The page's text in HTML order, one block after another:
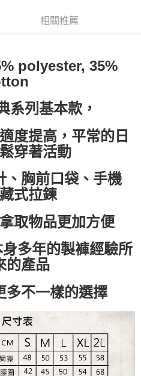
免運費
相關推薦
polyester, 35%
系列基本款，
度提高，平常的日
穿著活動
、胸前口袋、手機
式拉鍊
取物品更加方便
多年的製褲經驗所
的產品
多不一樣的選擇